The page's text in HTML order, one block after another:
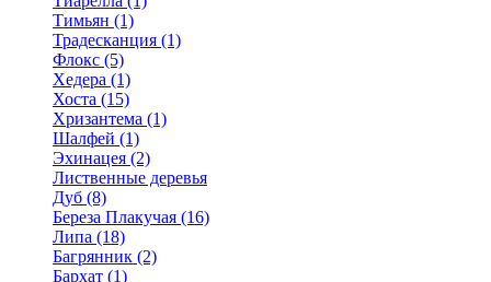
Тимьян (1)
Традесканция (1)
Флокс (5)
Хедера (1)
Хоста (15)
Хризантема (1)
Шалфей (1)
Эхинацея (2)
Лиственные деревья
Дуб (8)
Береза Плакучая (16)
Липа (18)
Багрянник (2)
Бархат (1)